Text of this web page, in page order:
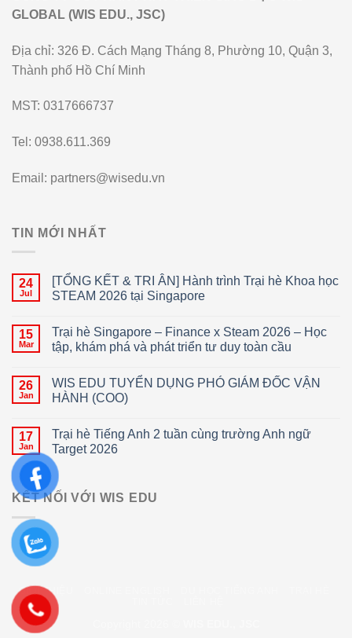
GLOBAL (WIS EDU., JSC)
Địa chỉ: 326 Đ. Cách Mạng Tháng 8, Phường 10, Quận 3,
Thành phố Hồ Chí Minh
MST: 0317666737
Tel: 0938.611.369
Email: partners@wisedu.vn
TIN MỚI NHẤT
24
Jul
[TỔNG KẾT & TRI ÂN] Hành trình Trại hè Khoa học
STEAM 2026 tại Singapore
15
Mar
Trại hè Singapore – Finance x Steam 2026 – Học
tập, khám phá và phát triển tư duy toàn cầu
26
Jan
WIS EDU TUYỂN DỤNG PHÓ GIÁM ĐỐC VẬN
HÀNH (COO)
17
Jan
Trại hè Tiếng Anh 2 tuần cùng trường Anh ngữ
Target 2026
KẾT NỐI VỚI WIS EDU
GIỚI THIỆU